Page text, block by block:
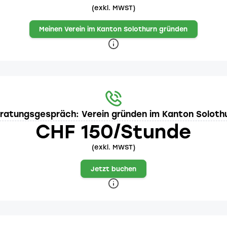
(exkl. MWST)
Meinen Verein im Kanton Solothurn gründen
Verein gründen im Kanton
CHF 150/Stunde
(exkl. MWST)
Jetzt buchen